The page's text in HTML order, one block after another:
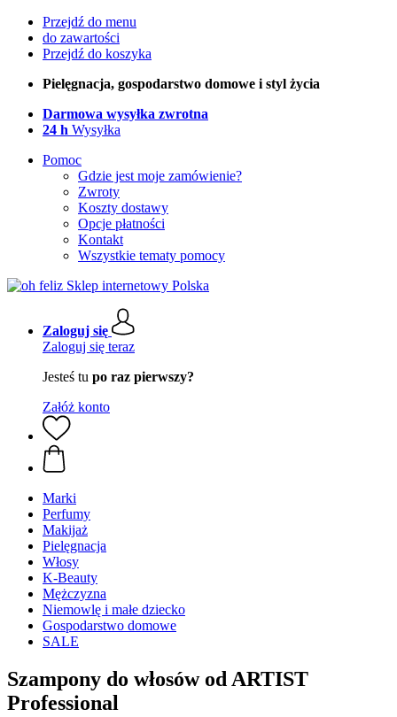
Przejdź do menu
do zawartości
Przejdź do koszyka
Pielęgnacja, gospodarstwo domowe i styl życia
Darmowa wysyłka zwrotna
24 h Wysyłka
Pomoc
Gdzie jest moje zamówienie?
Zwroty
Koszty dostawy
Opcje płatności
Kontakt
Wszystkie tematy pomocy
Zaloguj się
Zaloguj się teraz
Jesteś tu po raz pierwszy?
Załóż konto
Marki
Perfumy
Makijaż
Pielęgnacja
Włosy
K-Beauty
Mężczyzna
Niemowlę i małe dziecko
Gospodarstwo domowe
SALE
Szampony do włosów od ARTIST
Professional